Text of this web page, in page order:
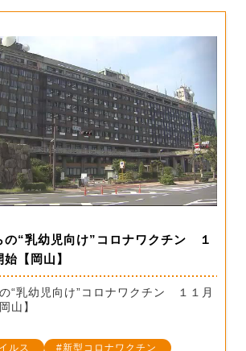
の“乳幼児向け”コロナワクチン １
【岡山】
“乳幼児向け”コロナワクチン １１月
山】
ルス
新型コロナワクチン